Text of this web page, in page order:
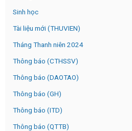
Sinh học
Tài liệu mới (THUVIEN)
Tháng Thanh niên 2024
Thông báo (CTHSSV)
Thông báo (DAOTAO)
Thông báo (GH)
Thông báo (ITD)
Thông báo (QTTB)